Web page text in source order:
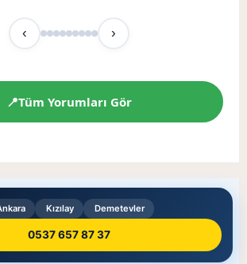
‹ ›
📍Tüm Yorumları Gör
Kızılay Demetevler
0537 657 87 37